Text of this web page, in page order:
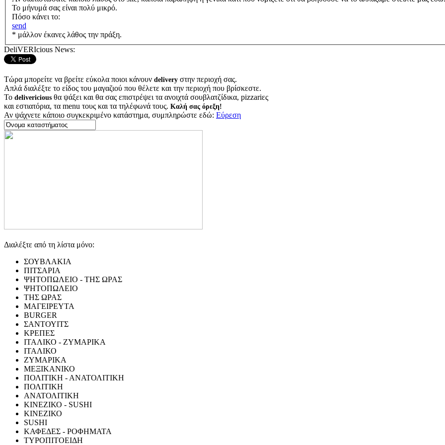
Το μήνυμά σας είναι πολύ μικρό.
Πόσο κάνει το:
send
* μάλλον έκανες λάθος την πράξη.
DeliVERIcious News:
Τώρα μπορείτε να βρείτε εύκολα ποιοι κάνουν delivery στην περιοχή σας.
Απλά διαλέξτε το είδος του μαγαζιού που θέλετε και την περιοχή που βρίσκεστε.
Το delivericious θα ψάξει και θα σας επιστρέψει τα ανοιχτά σουβλατζίδικα, pizzariες
και εστιατόρια, τα menu τους και τα τηλέφωνά τους. Καλή σας όρεξη!
Αν ψάχνετε κάποιο συγκεκριμένο κατάστημα, συμπληρώστε εδώ: Εύρεση
Διαλέξτε από τη λίστα μόνο:
ΣΟΥΒΛΑΚΙΑ
ΠΙΤΣΑΡΙΑ
ΨΗΤΟΠΩΛΕΙΟ - ΤΗΣ ΩΡΑΣ
ΨΗΤΟΠΩΛΕΙΟ
ΤΗΣ ΩΡΑΣ
ΜΑΓΕΙΡΕΥΤΑ
BURGER
ΣΑΝΤΟΥΙΤΣ
ΚΡΕΠΕΣ
ΙΤΑΛΙΚΟ - ΖΥΜΑΡΙΚΑ
ΙΤΑΛΙΚΟ
ΖΥΜΑΡΙΚΑ
ΜΕΞΙΚΑΝΙΚΟ
ΠΟΛΙΤΙΚΗ - ΑΝΑΤΟΛΙΤΙΚΗ
ΠΟΛΙΤΙΚΗ
ΑΝΑΤΟΛΙΤΙΚΗ
ΚΙΝΕΖΙΚΟ - SUSHI
ΚΙΝΕΖΙΚΟ
SUSHI
ΚΑΦΕΔΕΣ - ΡΟΦΗΜΑΤΑ
ΤΥΡΟΠΙΤΟΕΙΔΗ